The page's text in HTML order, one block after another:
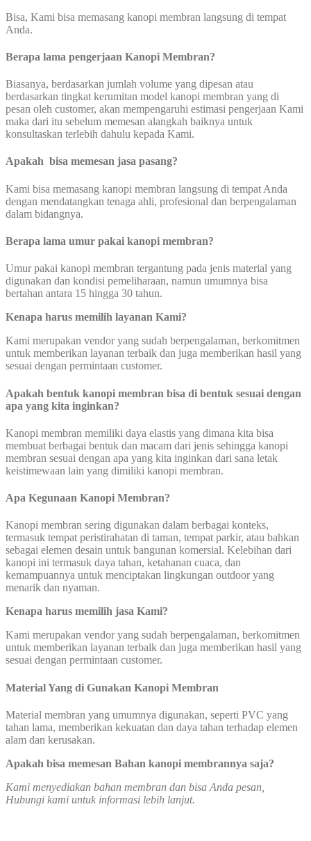
Bisa, Kami bisa memasang kanopi membran langsung di tempat
Anda.
Berapa lama pengerjaan Kanopi Membran?
Biasanya, berdasarkan jumlah volume yang dipesan atau
berdasarkan tingkat kerumitan model kanopi membran yang di
pesan oleh customer, akan mempengaruhi estimasi pengerjaan Kami
maka dari itu sebelum memesan alangkah baiknya untuk
konsultaskan terlebih dahulu kepada Kami.
Apakah bisa memesan jasa pasang?
Kami bisa memasang kanopi membran langsung di tempat Anda
dengan mendatangkan tenaga ahli, profesional dan berpengalaman
dalam bidangnya.
Berapa lama umur pakai kanopi membran?
Umur pakai kanopi membran tergantung pada jenis material yang
digunakan dan kondisi pemeliharaan, namun umumnya bisa
bertahan antara 15 hingga 30 tahun.
Kenapa harus memilih layanan Kami?
Kami merupakan vendor yang sudah berpengalaman, berkomitmen
untuk memberikan layanan terbaik dan juga memberikan hasil yang
sesuai dengan permintaan customer.
Apakah bentuk kanopi membran bisa di bentuk sesuai dengan
apa yang kita inginkan?
Kanopi membran memiliki daya elastis yang dimana kita bisa
membuat berbagai bentuk dan macam dari jenis sehingga kanopi
membran sesuai dengan apa yang kita inginkan dari sana letak
keistimewaan lain yang dimiliki kanopi membran.
Apa Kegunaan Kanopi Membran?
Kanopi membran sering digunakan dalam berbagai konteks,
termasuk tempat peristirahatan di taman, tempat parkir, atau bahkan
sebagai elemen desain untuk bangunan komersial. Kelebihan dari
kanopi ini termasuk daya tahan, ketahanan cuaca, dan
kemampuannya untuk menciptakan lingkungan outdoor yang
menarik dan nyaman.
Kenapa harus memilih jasa Kami?
Kami merupakan vendor yang sudah berpengalaman, berkomitmen
untuk memberikan layanan terbaik dan juga memberikan hasil yang
sesuai dengan permintaan customer.
Material Yang di Gunakan Kanopi Membran
Material membran yang umumnya digunakan, seperti PVC yang
tahan lama, memberikan kekuatan dan daya tahan terhadap elemen
alam dan kerusakan.
Apakah bisa memesan Bahan kanopi membrannya saja?
Kami menyediakan bahan membran dan bisa Anda pesan,
Hubungi kami untuk informasi lebih lanjut.